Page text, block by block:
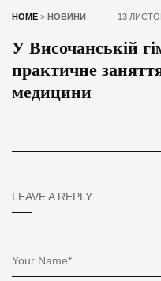
HOME > НОВИНИ 13
У Височанській
практичне
медицини
LEAVE A REPLY